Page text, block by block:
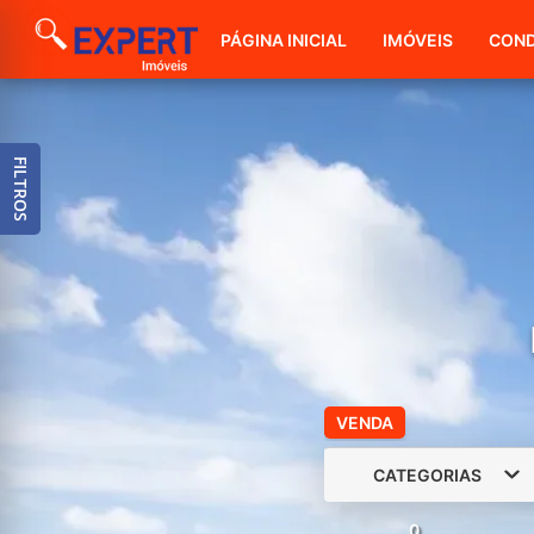
PÁGINA INICIAL IMÓVEIS
VENDA
CATEGORIAS
FILTROS